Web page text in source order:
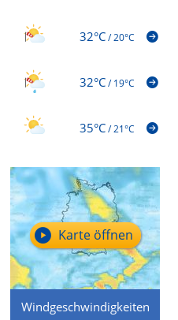
32°C/20°C
32°C/19°C
35°C/21°C
Windgeschwindigkeiten
Karte öffnen